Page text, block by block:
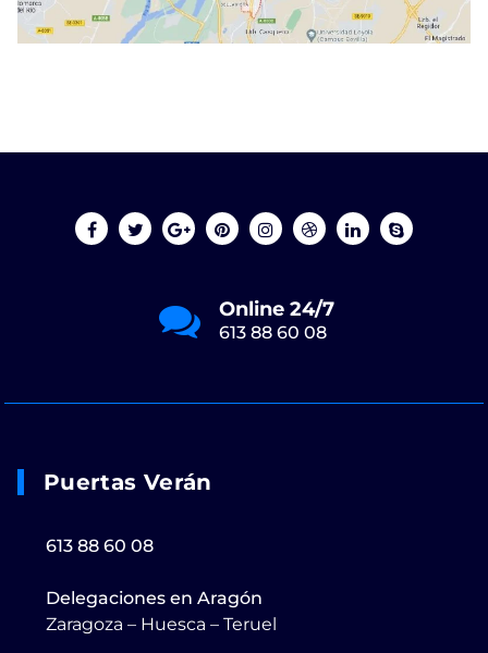
Online 24/7
613 88 60 08
Puertas Verán
613 88 60 08
Delegaciones en Aragón
Zaragoza – Huesca – Teruel